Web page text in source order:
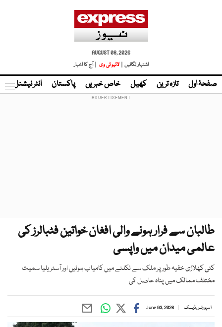
AUGUST 08, 2026
اشتہار لگائیں |
لائیو ٹی وی | آج کا اخبار
صفحۂ اول تازہ ترین کھیل خاص خبریں پاکستان انٹر نیشنل
طالبان سے فرار ہونے والی افغان خواتین فٹبالرز کی
عالمی میدان میں واپسی
کئی کھلاڑی خفیہ طور پر ملک سے نکلنے میں کامیاب ہوئیں اور آسٹریلیا سمیت
مختلف ممالک میں پناہ حاصل کی
اسپورٹس ڈیسک June 03, 2026